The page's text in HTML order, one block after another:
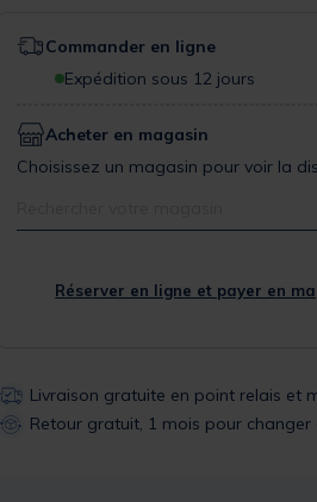
Commander en ligne
Expédition sous 12 jours
Acheter en magasin
Choisissez un magasin pour voir la
Réserver en ligne et payer en
Livraison gratuite en point relais et
Retour gratuit, 1 mois pour changer